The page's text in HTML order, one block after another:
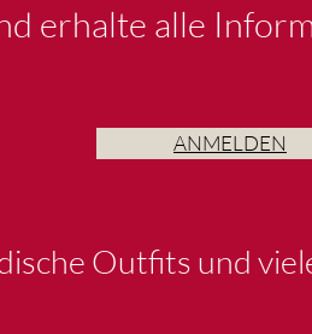
erhalte alle
ANMELDEN
Outfits und